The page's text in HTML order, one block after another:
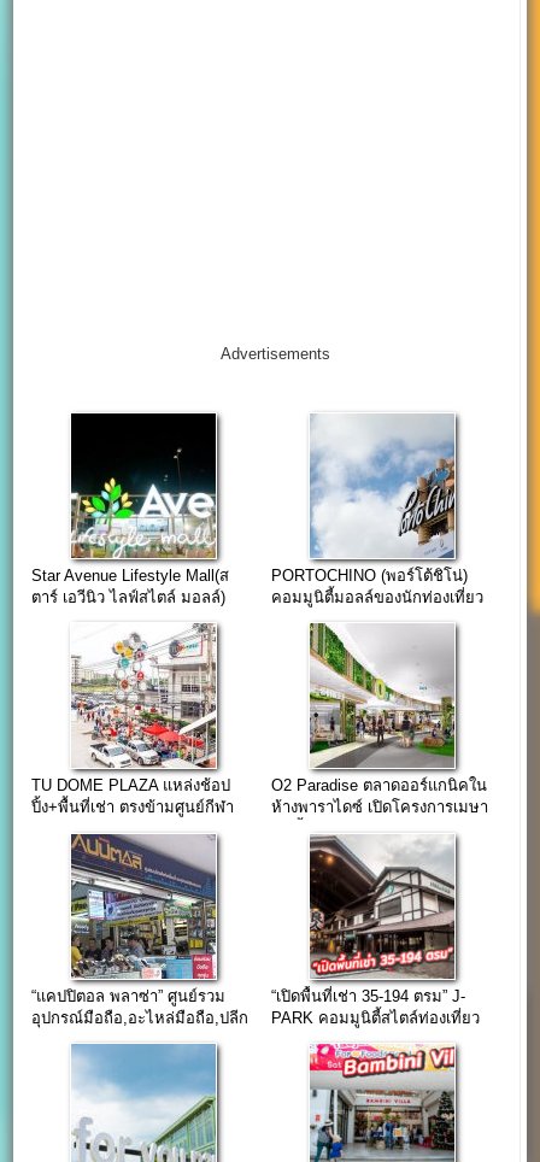
Advertisements
Star Avenue Lifestyle Mall(ส
ตาร์ เอวีนิว ไลฟ์สไตล์ มอลล์)
PORTOCHINO (พอร์โต้ชิโน่)
คอมมูนิตี้มอลล์ของนักท่องเที่ยว
TU DOME PLAZA แหล่งช้อป
ปิ้ง+พื้นที่เช่า ตรงข้ามศูนย์กีฬา
O2 Paradise ตลาดออร์แกนิคใน
ห้างพาราไดซ์ เปิดโครงการเมษา
“แคปปิตอล พลาซ่า” ศูนย์รวม
อุปกรณ์มือถือ,อะไหล่มือถือ,ปลีก
และส่ง ใจกลางย่านคลองถม
เสือป่า
“เปิดพื้นที่เช่า 35-194 ตรม” J-
PARK คอมมูนิตี้สไตล์ท่องเที่ยว